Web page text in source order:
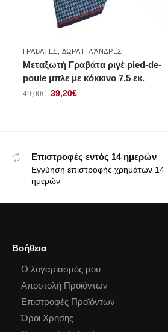
ΓΡΑΒΆΤΕΣ ΔΏΡΑ ΓΙΑ ΆΝΔΡΕΣ
Μεταξωτή Γραβάτα ριγέ pied-de-
poule μπλε με κόκκινο 7,5 εκ.
49,00€ 39,20€
Επιστροφές εντός 14 ημερών
Εγγύηση επιστροφής χρημάτων 14
ημερών
Βοήθεια
Ο λογαριασμός μου
Αποστολή Προϊόντων
Επιστροφές Προϊόντων
Όροι Χρήσης